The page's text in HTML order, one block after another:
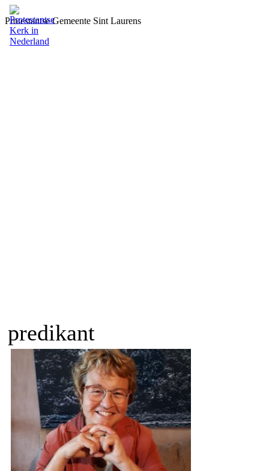
Protestantse Gemeente Sint Laurens
predikant